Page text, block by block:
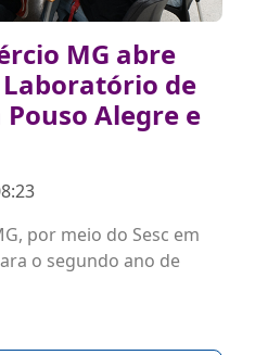
MG abre
de
Alegre e
por meio do Sesc em
o segundo ano de